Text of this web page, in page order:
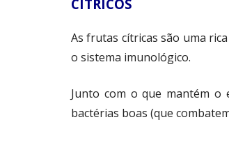
CÍTRICOS
As frutas cítricas são uma
o sistema imunológico.
Junto com o que mantém
bactérias boas (que